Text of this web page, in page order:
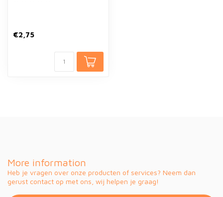
€2,75
More information
Heb je vragen over onze producten of services? Neem dan
gerust contact op met ons, wij helpen je graag!